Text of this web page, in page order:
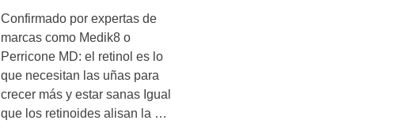
Confirmado por expertas de
marcas como Medik8 o
Perricone MD: el retinol es lo
que necesitan las uñas para
crecer más y estar sanas Igual
que los retinoides alisan la …